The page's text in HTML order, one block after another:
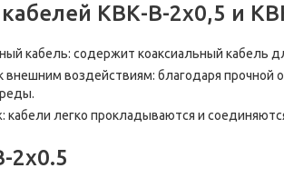
КВК-В-2x0,5 и
кабель: содержит коаксиальный кабель
внешним воздействиям: благодаря
кабели легко прокладываются и
2x0.5